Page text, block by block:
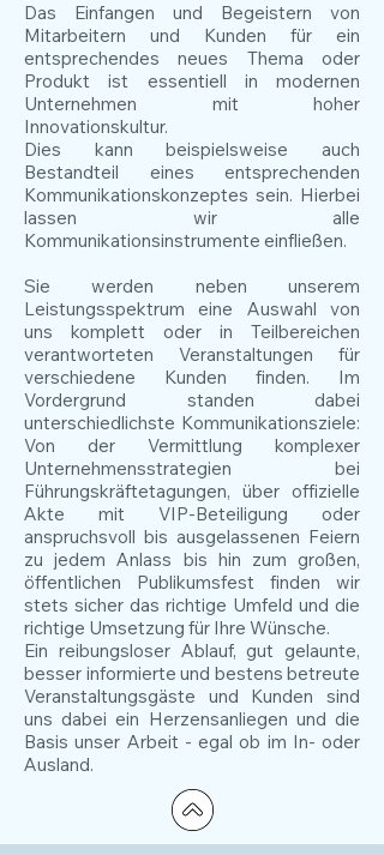
Das Einfangen und Begeistern von
Mitarbeitern und Kunden für ein
entsprechendes neues Thema oder
Produkt ist essentiell in modernen
Unternehmen mit hoher
Innovationskultur.
Dies kann beispielsweise auch
Bestandteil eines entsprechenden
Kommunikationskonzeptes sein. Hierbei
lassen wir alle
Kommunikationsinstrumente einfließen.
Sie werden neben unserem
Leistungsspektrum eine Auswahl von
uns komplett oder in Teilbereichen
verantworteten Veranstaltungen für
verschiedene Kunden finden. Im
Vordergrund standen dabei
unterschiedlichste Kommunikationsziele:
Von der Vermittlung komplexer
Unternehmensstrategien bei
Führungskräftetagungen, über offizielle
Akte mit VIP-Beteiligung oder
anspruchsvoll bis ausgelassenen Feiern
zu jedem Anlass bis hin zum großen,
öffentlichen Publikumsfest finden wir
stets sicher das richtige Umfeld und die
richtige Umsetzung für Ihre Wünsche.
Ein reibungsloser Ablauf, gut gelaunte,
besser informierte und bestens betreute
Veranstaltungsgäste und Kunden sind
uns dabei ein Herzensanliegen und die
Basis unser Arbeit - egal ob im In- oder
Ausland.